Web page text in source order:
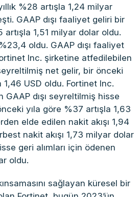
%28 artışla 1,24 milyar
GAAP dışı faaliyet geliri bir
artışla 1,51 milyar dolar oldu.
oldu. GAAP dışı faaliyet
Inc. şirketine atfedilebilen
net gelir, bir önceki
1,46 USD oldu. Fortinet Inc.
dışı seyreltilmiş hisse
yıla göre %37 artışla 1,63
elde edilen nakit akışı 1,94
nakit akışı 1,73 milyar dolar
geri alımları için ödenen
oldu.
sağlayan küresel bir